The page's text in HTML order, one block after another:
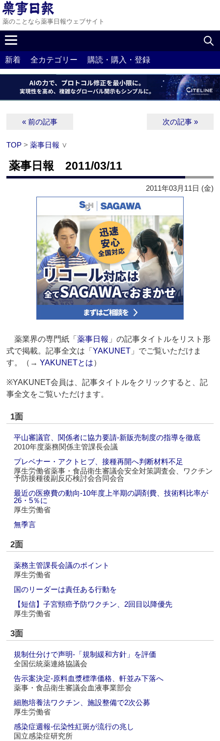
薬のことなら薬事日報ウェブサイト
新着 全カテゴリー 購読・購入・登録
« 前の記事 次の記事 »
TOP >薬事日報 ∨
薬事日報 2011/03/11
2011年03月11日 (金)
薬業界の専門紙「薬事日報 」の記事タイトルをリスト形
式で掲載。記事全文は「YAKUNET 」でご覧いただけま
す。（→YAKUNETとは）
※YAKUNET会員は、記事タイトルをクリックすると、記
事全文をご覧いただけます。
1面
平山審議官、関係者に協力要請‐新販売制度の指導を徹底
2010年度薬務関係主管課長会議
プレベナー・アクトヒブ、接種再開へ判断材料不足
厚生労働省薬事・食品衛生審議会安全対策調査会、ワクチン
予防接種後副反応検討会合同会合
最近の医療費の動向‐10年度上半期の調剤費、技術料比率が
26・5％に
厚生労働省
無季言
2面
薬務主管課長会議のポイント
厚生労働省
国のリーダーは責任ある行動を
【短信】子宮頸癌予防ワクチン、2回目以降優先
厚生労働省
3面
規制仕分けで声明‐「規制緩和方針」を評価
全国伝統薬連絡協議会
告示案決定‐原料血漿標準価格、軒並み下落へ
薬事・食品衛生審議会血液事業部会
細胞培養法ワクチン、施設整備で2次公募
厚生労働省
感染症週報‐伝染性紅斑が流行の兆し
国立感染症研究所